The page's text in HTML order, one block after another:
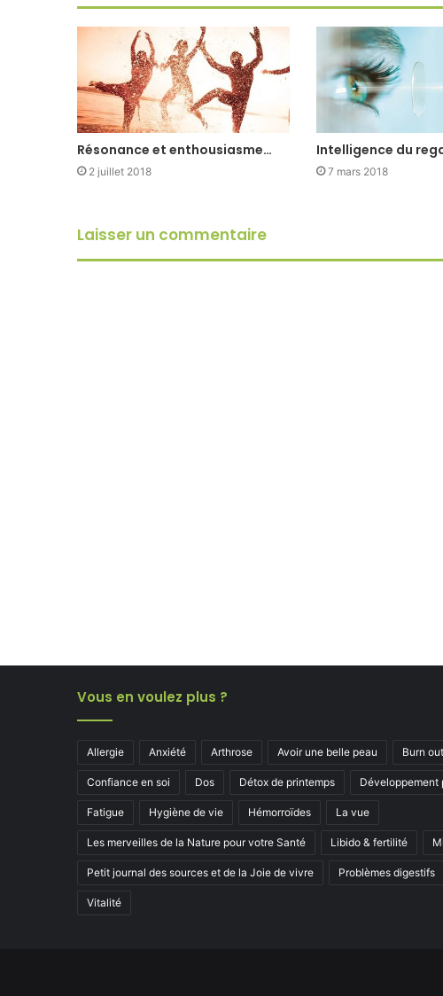
Résonance et enthousiasme…
2 juillet 2018
Intelligence du
7 mars 2018
Laisser un commentaire
Vous en voulez plus ?
Allergie Anxiété Arthrose Avoir une belle peau Burn out
Confiance en soi Dos Détox de printemps Développement
Fatigue Hygiène de vie Hémorroïdes La vue
Les merveilles de la Nature pour votre Santé Libido & fertilité
Petit journal des sources et de la Joie de vivre Problèmes digestifs
Vitalité